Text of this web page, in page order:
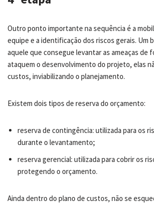
Outro ponto importante na sequência é a
equipe e a identificação dos riscos gerais. Um
aquele que consegue levantar as ameaças de
ataquem o desenvolvimento do projeto, elas
custos, inviabilizando o planejamento.
Existem dois tipos de reserva do orçamento:
reserva de contingência: utilizada para os
durante o levantamento;
reserva gerencial: utilizada para cobrir os
protegendo o orçamento.
Ainda dentro do plano de custos, não se